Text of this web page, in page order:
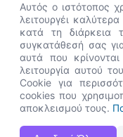
Η Ιστοσελίδα ΑνΑΔ είναι πλήρως
Αυτός ο ιστότοπος
λειτουργέι
κατά τη διάρκεια
συγκατάθεσή σας
αυτά που
λειτουργία αυτού
Cookie για
cookies που
αποκλεισμού τους.